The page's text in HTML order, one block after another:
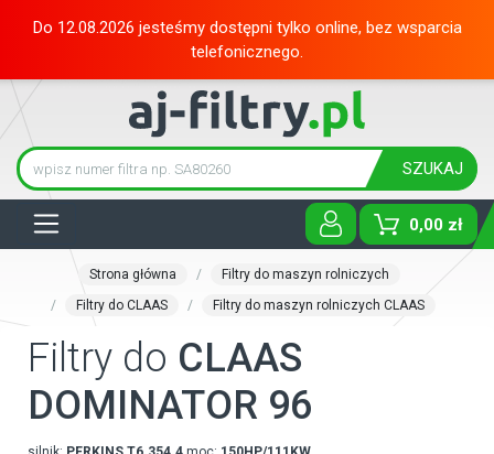
Do 12.08.2026 jesteśmy dostępni tylko online, bez wsparcia
telefonicznego.
SZUKAJ
0,00 zł
Strona główna
Filtry do maszyn rolniczych
Filtry do CLAAS
Filtry do maszyn rolniczych CLAAS
Filtry do CLAAS
DOMINATOR 96